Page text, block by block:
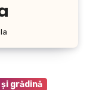
şi grădină